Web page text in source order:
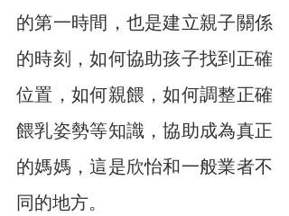
的第一時間，也是建立親子關係
的時刻，如何協助孩子找到正確
位置，如何親餵，如何調整正確
餵乳姿勢等知識，協助成為真正
的媽媽，這是欣怡和一般業者不
同的地方。